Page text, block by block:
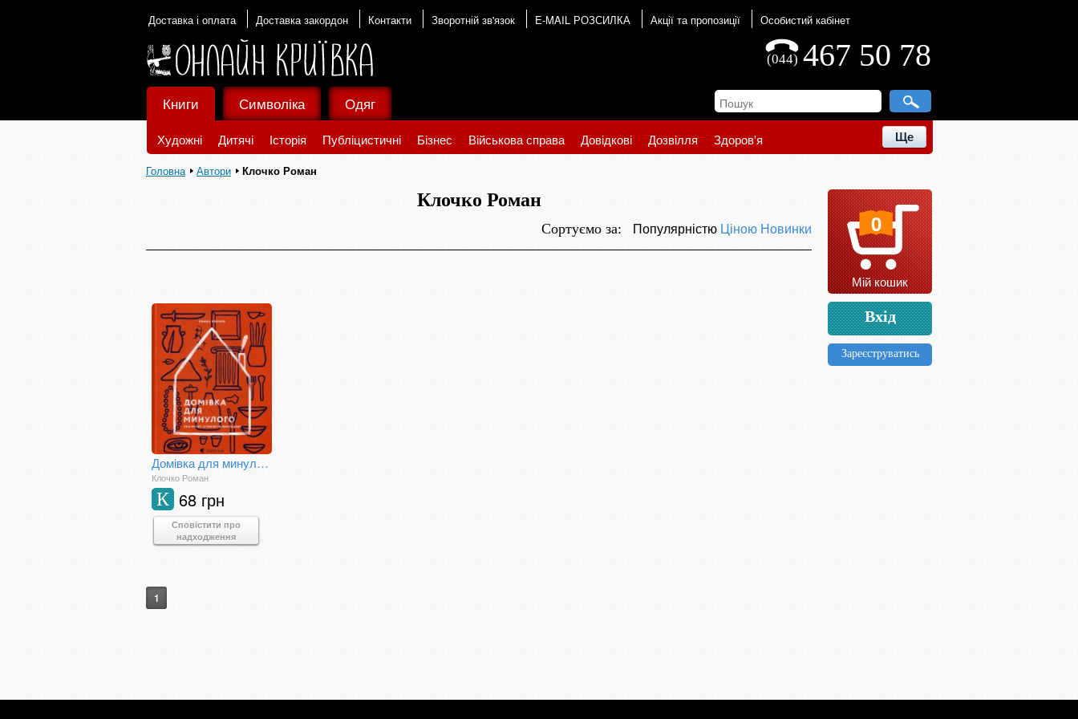
Доставка і оплата Доставка закордон Контакти Зворотній зв'язок E-MAIL РОЗСИЛКА Акції та пропозиції Особистий кабінет
467 50 78
(044)
Книги
Художні Дитячі Історія Публіцистичні Бізнес Військова справа Довідкові Дозвілля Здоров'я Ще
Символіка Одяг
Головна Автори Клочко Роман
Клочко Роман
Сортуємо за: Популярністю Ціною Новинки
Домівка для минулого. Про музеї, історію та мистецтво
Клочко Роман
68 грн
К
Сповістити про
надходження
1
0
Мій кошик
Вхід
Зареєструватись